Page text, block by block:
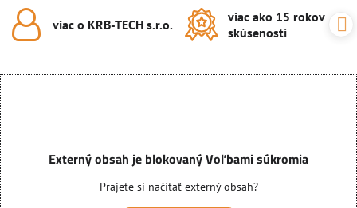
viac o KRB-TECH s​.r​.o​.
viac ako 15 rokov
skúseností
Externý obsah je blokovaný Voľbami súkromia
Prajete si načítať externý obsah?